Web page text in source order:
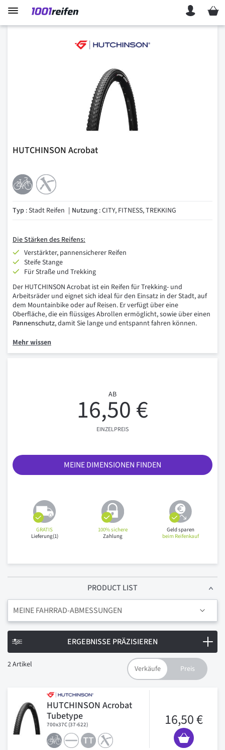
Mein
HUTCHINSON Acrobat
Typ : Stadt Reifen Nutzung : CITY, FITNESS, TREKKING
Die Stärken des Reifens:
Verstärkter, pannensicherer Reifen
Steife Stange
Für Straße und Trekking
Der HUTCHINSON Acrobat ist ein Reifen für Trekking- und
Arbeitsräder und eignet sich ideal für den Einsatz in der Stadt, auf
dem Mountainbike oder auf Reisen. Er verfügt über eine
Oberfläche, die ein flüssiges Abrollen ermöglicht, sowie über einen
Pannenschutz, damit Sie lange und entspannt fahren können.
Mehr wissen
AB
16,50 €
EINZELPREIS
MEINE DIMENSIONEN FINDEN
GRATIS
Lieferung(1)
100% sichere
Zahlung
Geld sparen
beim Reifenkauf
PRODUCT LIST
2Artikel
HUTCHINSON Acrobat
Tubetype
700x37C (37-622) 16,50 €
MEINE FAHRRAD-ABMESSUNGEN
ERGEBNISSE PRÄZISIEREN